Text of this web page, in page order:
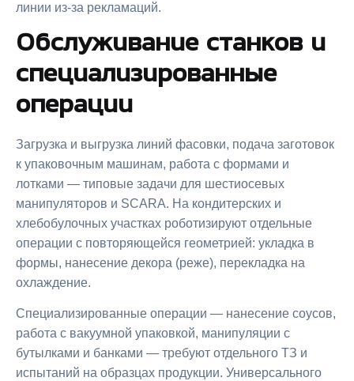
линии из-за рекламаций.
Обслуживание станков и
специализированные
операции
Загрузка и выгрузка линий фасовки, подача заготовок
к упаковочным машинам, работа с формами и
лотками — типовые задачи для шестиосевых
манипуляторов и SCARA. На кондитерских и
хлебобулочных участках роботизируют отдельные
операции с повторяющейся геометрией: укладка в
формы, нанесение декора (реже), перекладка на
охлаждение.
Специализированные операции — нанесение соусов,
работа с вакуумной упаковкой, манипуляции с
бутылками и банками — требуют отдельного ТЗ и
испытаний на образцах продукции. Универсального